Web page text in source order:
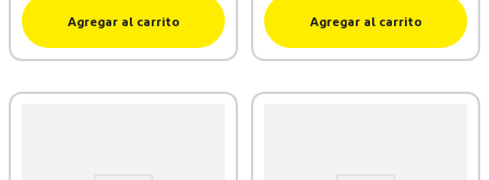
Agregar al carrito Agregar al carrito